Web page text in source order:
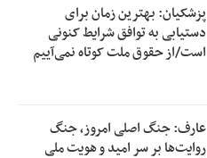
پزشکیان‌: بهترین زمان برای
دستیابی به توافق شرایط کنونی
است/از حقوق ملت کوتاه نمی‌آییم
عارف: جنگ اصلی امروز، جنگ
روایت‌ها بر سر امید و هویت ملی